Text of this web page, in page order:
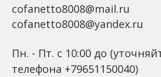
cofanetto8008@mail.ru
cofanetto8008@yandex.ru
Пн. - Пт. с 10:00 до
телефона +79651150040)